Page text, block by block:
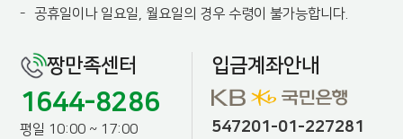
-
공휴일이나 일요일, 월요일의 경우 수령이 불가능합니다.
짱만족센터
1644-8286
평일 10:00 ~ 17:00
입금계좌안내
547201-01-227281